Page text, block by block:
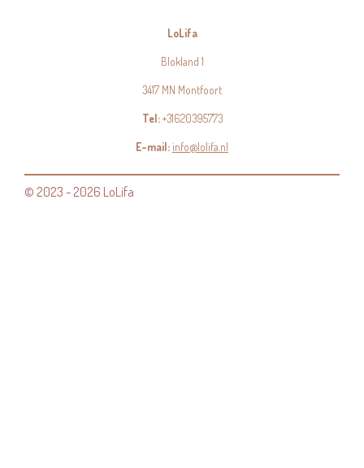
LoLifa
Blokland 1
3417 MN Montfoort
Tel:+31620395773
E-mail:info@lolifa.nl
© 2023 - 2026 LoLifa